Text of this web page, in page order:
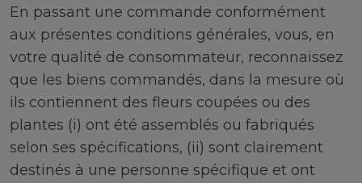
En passant une commande conformément
aux présentes conditions générales, vous, en
votre qualité de consommateur, reconnaissez
que les biens commandés, dans la mesure où
ils contiennent des fleurs coupées ou des
plantes (i) ont été assemblés ou fabriqués
selon ses spécifications, (ii) sont clairement
destinés à une personne spécifique et ont